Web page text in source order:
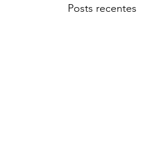
Posts recentes